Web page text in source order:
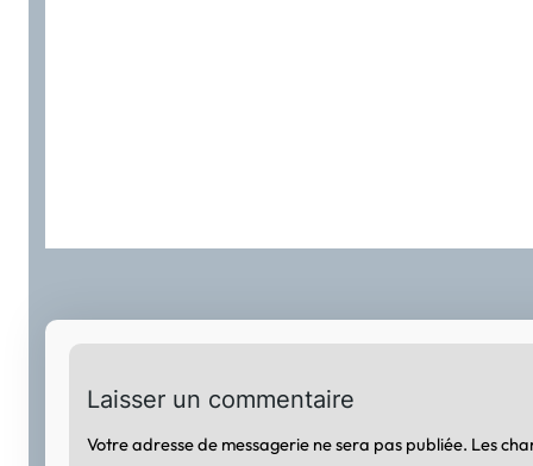
Laisser un commentaire
Votre adresse de messagerie ne sera pas publiée. Les